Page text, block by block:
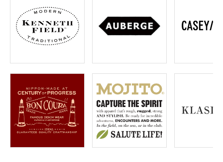
特定商取引法について
お問い合わせ
OFFICIAL WEB SITE
meeting_room ログイン 会員登録